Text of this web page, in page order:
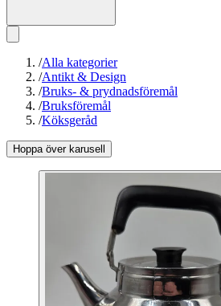
/Alla kategorier
/Antikt & Design
/Bruks- & prydnadsföremål
/Bruksföremål
/Köksgeråd
Hoppa över karusell